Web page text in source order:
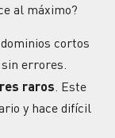
al máximo?
dominios cortos
errores.
raros . Este
y hace difícil